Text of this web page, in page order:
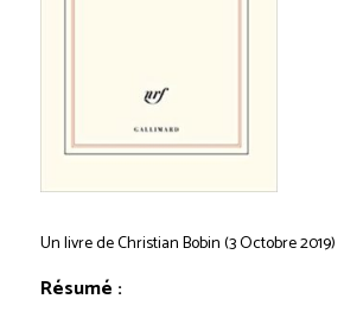
Un livre de Christian Bobin (3 Octobre 2019)
Résumé :